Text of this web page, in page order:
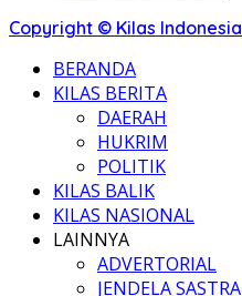
Copyright © Kilas Indonesia
BERANDA
KILAS BERITA
DAERAH
HUKRIM
POLITIK
KILAS BALIK
KILAS NASIONAL
LAINNYA
ADVERTORIAL
JENDELA SASTRA